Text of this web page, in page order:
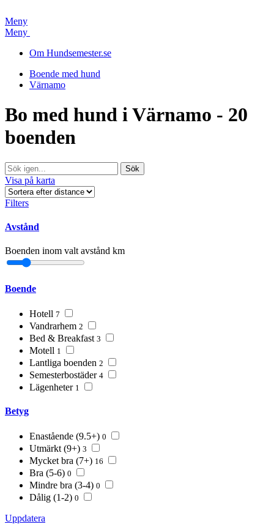
Meny
Meny
Om Hundsemester.se
Boende med hund
Värnamo
Bo med hund i Värnamo - 20
boenden
Visa på karta
Filters
Avstånd
Boenden inom valt avstånd km
Boende
Hotell 7
Vandrarhem 2
Bed & Breakfast 3
Motell 1
Lantliga boenden 2
Semesterbostäder 4
Lägenheter 1
Betyg
Enastående (9.5+) 0
Utmärkt (9+) 3
Mycket bra (7+) 16
Bra (5-6) 0
Mindre bra (3-4) 0
Dålig (1-2) 0
Uppdatera